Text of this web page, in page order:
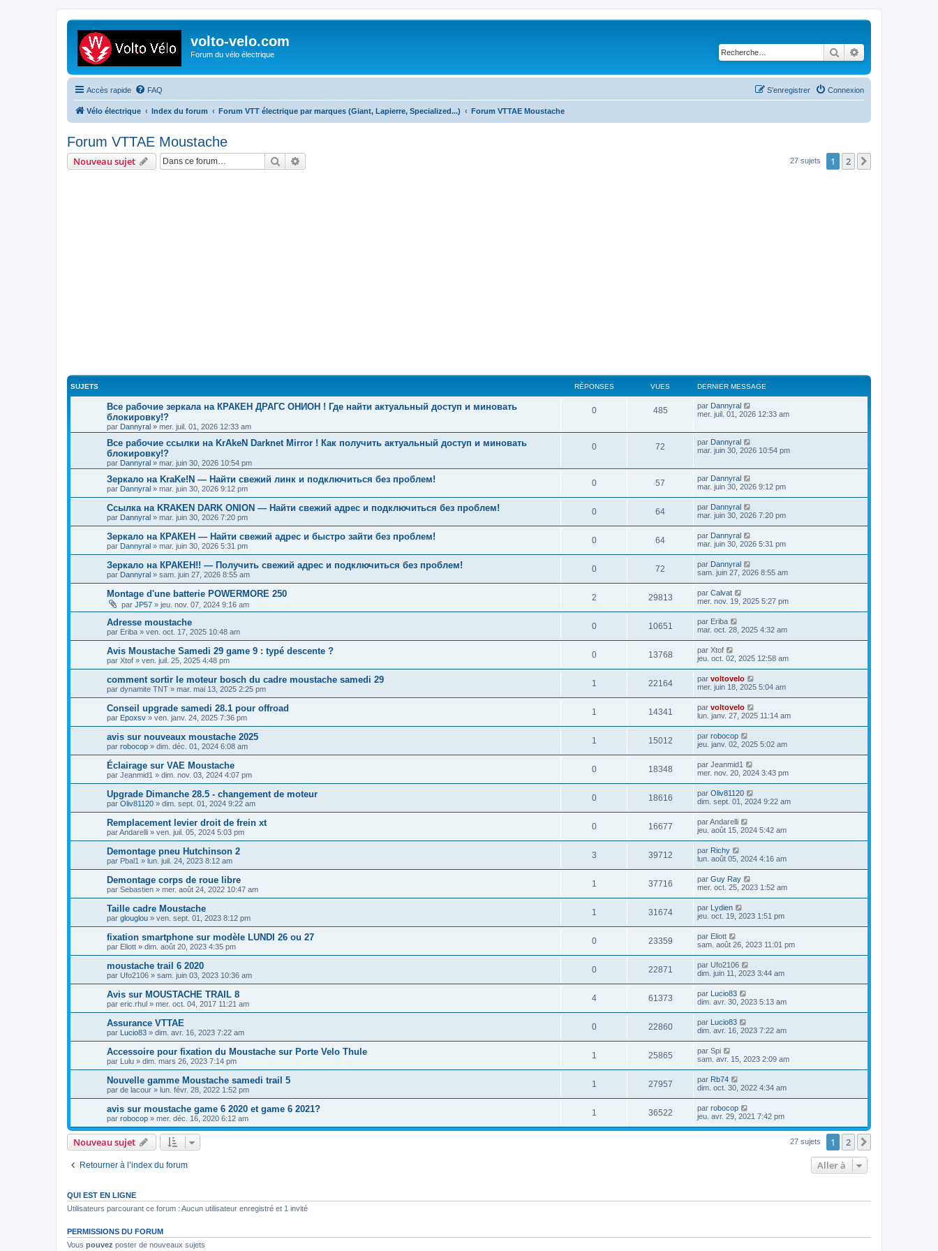
volto-velo.com
Forum du vélo électrique Rechercher
Accès rapide FAQ Connexion
S’enregistrer
Vélo électrique Index du forum Forum VTT électrique par marques (Giant, Lapierre, Specialized...) Forum VTTAE Moustache
Forum VTTAE Moustache
Nouveau sujet Rechercher 27 sujets 1 2
SUJETS RÉPONSES VUES DERNIER MESSAGE
Все рабочие зеркала на КРАКЕН ДРАГС ОНИОН ! Где найти актуальный доступ и миновать
блокировку!?
par Dannyral » mer. juil. 01, 2026 12:33 am
0 485 par Dannyral
mer. juil. 01, 2026 12:33 am
Все рабочие ссылки на KrAkeN Darknet Mirror ! Как получить актуальный доступ и миновать
блокировку!?
par Dannyral » mar. juin 30, 2026 10:54 pm
0 72 par Dannyral
mar. juin 30, 2026 10:54 pm
Зеркало на KraKe!N — Найти свежий линк и подключиться без проблем!
par Dannyral » mar. juin 30, 2026 9:12 pm
0 57 par Dannyral
mar. juin 30, 2026 9:12 pm
Ссылка на KRAKEN DARK ONION — Найти свежий адрес и подключиться без проблем!
par Dannyral » mar. juin 30, 2026 7:20 pm
0 64 par Dannyral
mar. juin 30, 2026 7:20 pm
Зеркало на КРАКЕН — Найти свежий адрес и быстро зайти без проблем!
par Dannyral » mar. juin 30, 2026 5:31 pm
0 64 par Dannyral
mar. juin 30, 2026 5:31 pm
Зеркало на КРАКЕН!! — Получить свежий адрес и подключиться без проблем!
par Dannyral » sam. juin 27, 2026 8:55 am
0 72 par Dannyral
sam. juin 27, 2026 8:55 am
Montage d'une batterie POWERMORE 250
par JP57 » jeu. nov. 07, 2024 9:16 am
2 29813 par Calvat
mer. nov. 19, 2025 5:27 pm
Adresse moustache
par Eriba » ven. oct. 17, 2025 10:48 am
0 10651 par Eriba
mar. oct. 28, 2025 4:32 am
Avis Moustache Samedi 29 game 9 : typé descente ?
par Xtof » ven. juil. 25, 2025 4:48 pm
0 13768 par Xtof
jeu. oct. 02, 2025 12:58 am
comment sortir le moteur bosch du cadre moustache samedi 29
par dynamite TNT » mar. mai 13, 2025 2:25 pm
1 22164 par voltovelo
mer. juin 18, 2025 5:04 am
Conseil upgrade samedi 28.1 pour offroad
par Epoxsv » ven. janv. 24, 2025 7:36 pm
1 14341 par voltovelo
lun. janv. 27, 2025 11:14 am
avis sur nouveaux moustache 2025
par robocop » dim. déc. 01, 2024 6:08 am
1 15012 par robocop
jeu. janv. 02, 2025 5:02 am
Éclairage sur VAE Moustache
par Jeanmid1 » dim. nov. 03, 2024 4:07 pm
0 18348 par Jeanmid1
mer. nov. 20, 2024 3:43 pm
Upgrade Dimanche 28.5 - changement de moteur
par Oliv81120 » dim. sept. 01, 2024 9:22 am
0 18616 par Oliv81120
dim. sept. 01, 2024 9:22 am
Remplacement levier droit de frein xt
parAndarelli » ven. juil. 05, 2024 5:03 pm
0 16677 parAndarelli
jeu. août 15, 2024 5:42 am
Demontage pneu Hutchinson 2
par Pbal1 » lun. juil. 24, 2023 8:12 am
3 39712 par Richy
lun. août 05, 2024 4:16 am
Demontage corps de roue libre
par Sebastien » mer. août 24, 2022 10:47 am
1 37716 par Guy Ray
mer. oct. 25, 2023 1:52 am
Taille cadre Moustache
par glouglou » ven. sept. 01, 2023 8:12 pm
1 31674 par Lydien
jeu. oct. 19, 2023 1:51 pm
fixation smartphone sur modèle LUNDI 26 ou 27
par Eliott » dim. août 20, 2023 4:35 pm
0 23359 par Eliott
sam. août 26, 2023 11:01 pm
moustache trail 6 2020
par Ufo2106 » sam. juin 03, 2023 10:36 am
0 22871 par Ufo2106
dim. juin 11, 2023 3:44 am
Avis sur MOUSTACHE TRAIL 8
par eric.rhul » mer. oct. 04, 2017 11:21 am
4 61373 par Lucio83
dim. avr. 30, 2023 5:13 am
Assurance VTTAE
par Lucio83 » dim. avr. 16, 2023 7:22 am
0 22860 par Lucio83
dim. avr. 16, 2023 7:22 am
Accessoire pour fixation du Moustache sur Porte Velo Thule
par Lulu » dim. mars 26, 2023 7:14 pm
1 25865 par Spi
sam. avr. 15, 2023 2:09 am
Nouvelle gamme Moustache samedi trail 5
par de lacour » lun. févr. 28, 2022 1:52 pm
1 27957 par Rb74
dim. oct. 30, 2022 4:34 am
avis sur moustache game 6 2020 et game 6 2021?
par robocop » mer. déc. 16, 2020 6:12 am
1 36522 par robocop
jeu. avr. 29, 2021 7:42 pm
Nouveau sujet 27 sujets 1 2
Retourner à l’index du forum Aller à
QUI EST EN LIGNE
Utilisateurs parcourant ce forum : Aucun utilisateur enregistré et 1 invité
PERMISSIONS DU FORUM
Vous pouvez poster de nouveaux sujets